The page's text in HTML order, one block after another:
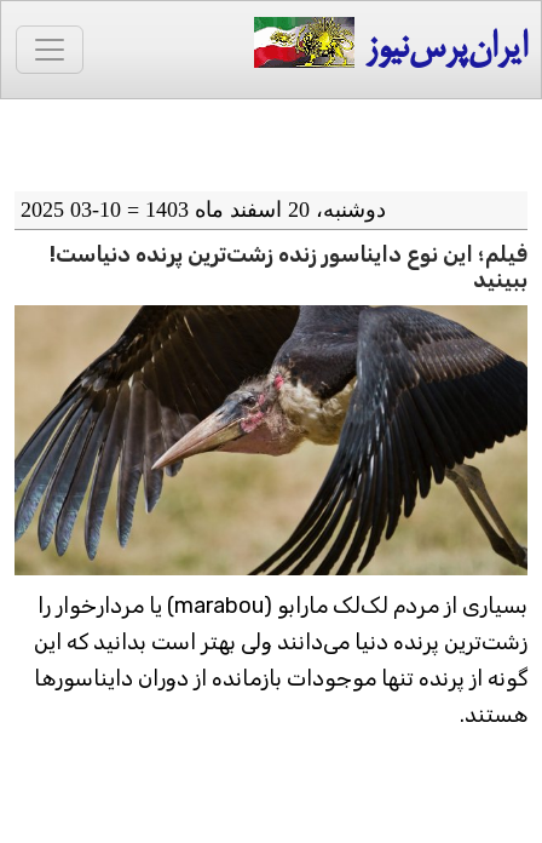
ایران‌پرس‌نیوز
دوشنبه، 20 اسفند ماه 1403 = 10-03 2025
فیلم؛ این نوع دایناسور زنده زشت‌ترین پرنده دنیاست!
ببینید
بسیاری از مردم لک‌لک مارابو (marabou) یا مردارخوار را
زشت‌ترین پرنده دنیا می‌دانند ولی بهتر است بدانید که این
گونه از پرنده تنها موجودات بازمانده از دوران دایناسورها
هستند.